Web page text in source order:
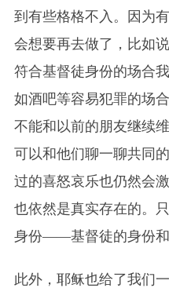
到有些格格不入。因为
会想要再去做了，比如
符合基督徒身份的场合
如酒吧等容易犯罪的场
不能和以前的朋友继续
可以和他们聊一聊共同
过的喜怒哀乐也仍然会
也依然是真实存在的。
身份——基督徒的身份和
此外，耶稣也给了我们